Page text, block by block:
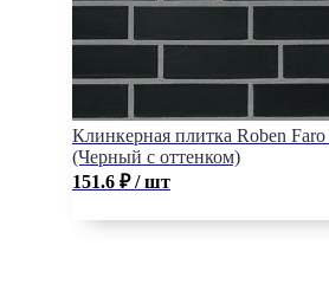
Клинкерная плитка Roben
(Черный с оттенком)
151.6 ₽ / шт